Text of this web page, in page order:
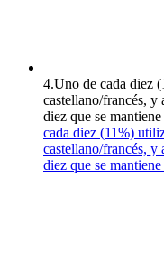
4.Uno de cada diez
castellano/francés, y
diez que se
cada diez (11%)
castellano/francés, y
diez que se